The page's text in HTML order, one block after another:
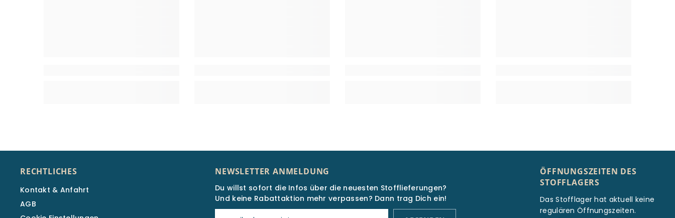
RECHTLICHES
Kontakt & Anfahrt
AGB
NEWSLETTER ANMELDUNG
Du willst sofort die Infos über die neuesten Stofflieferungen?
Und keine Rabattaktion mehr verpassen? Dann trag Dich ein!
ÖFFNUNGSZEITEN DES
STOFFLAGERS
Das Stofflager hat aktuell keine
regulären Öffnungszeiten.